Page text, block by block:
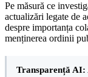
Pe măsură ce
actualizări legate de
despre importanța
menținerea ordinii
Transparență AI: